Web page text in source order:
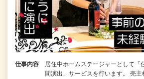
仕事内容
居住中ホームステージャーとして「
間演出」サービスを行います。 売主